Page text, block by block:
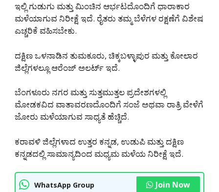
ಇಲ್ಲಿ ಗುಡುಗು ಮತ್ತು ಮಿಂಚಿನ ಆರ್ಭಟದೊಂದಿಗೆ ಧಾರಾಕಾರ
ಮಳೆಯಾಗುವ ನಿರೀಕ್ಷೆ ಇದೆ. ರೈತರು ತಮ್ಮ ಬೆಳೆಗಳ ರಕ್ಷಣೆಗೆ ವಿಶೇಷ
ಎಚ್ಚರಿಕೆ ವಹಿಸಬೇಕು.
ದಕ್ಷಿಣ ಒಳನಾಡಿನ ತುಮಕೂರು, ಚಿಕ್ಕಬಳ್ಳಾಪುರ ಮತ್ತು ಕೋಲಾರ
ಜಿಲ್ಲೆಗಳಲ್ಲೂ ಆರೆಂಜ್ ಅಲರ್ಟ್ ಇದೆ.
ಬೆಂಗಳೂರು ನಗರ ಮತ್ತು ಸುತ್ತಮುತ್ತಲ ಪ್ರದೇಶಗಳಲ್ಲಿ
ಮೋಡಕವಿದ ವಾತಾವರಣದೊಂದಿಗೆ ಸಂಜೆ ಅಥವಾ ರಾತ್ರಿ ವೇಳೆಗೆ
ಜೋರು ಮಳೆಯಾಗುವ ಸಾಧ್ಯತೆ ಹೆಚ್ಚಿದೆ.
ಕರಾವಳಿ ಜಿಲ್ಲೆಗಳಾದ ಉತ್ತರ ಕನ್ನಡ, ಉಡುಪಿ ಮತ್ತು ದಕ್ಷಿಣ
ಕನ್ನಡದಲ್ಲಿ ಸಾಮಾನ್ಯದಿಂದ ಮಧ್ಯಮ ಮಳೆಯ ನಿರೀಕ್ಷೆ ಇದೆ.
WhatsApp Group Join Now